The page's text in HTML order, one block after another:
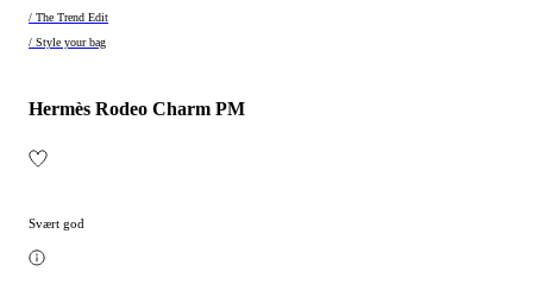
/ The Trend Edit
/ Style your bag
Hermès Rodeo Charm PM
Svært god